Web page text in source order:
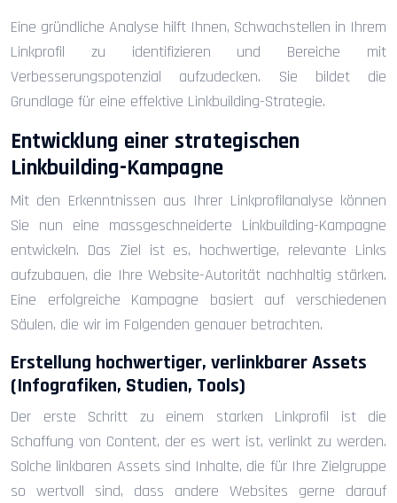
Eine gründliche Analyse hilft Ihnen, Schwachstellen in Ihrem
Linkprofil zu identifizieren und Bereiche mit
Verbesserungspotenzial aufzudecken. Sie bildet die
Grundlage für eine effektive Linkbuilding-Strategie.
Entwicklung einer strategischen
Linkbuilding-Kampagne
Mit den Erkenntnissen aus Ihrer Linkprofilanalyse können
Sie nun eine massgeschneiderte Linkbuilding-Kampagne
entwickeln. Das Ziel ist es, hochwertige, relevante Links
aufzubauen, die Ihre Website-Autorität nachhaltig stärken.
Eine erfolgreiche Kampagne basiert auf verschiedenen
Säulen, die wir im Folgenden genauer betrachten.
Erstellung hochwertiger, verlinkbarer Assets
(Infografiken, Studien, Tools)
Der erste Schritt zu einem starken Linkprofil ist die
Schaffung von Content, der es wert ist, verlinkt zu werden.
Solche linkbaren Assets sind Inhalte, die für Ihre Zielgruppe
so wertvoll sind, dass andere Websites gerne darauf